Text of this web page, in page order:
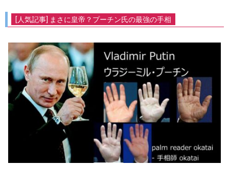
[人気記事] まさに皇帝？プーチン氏の最強の手相